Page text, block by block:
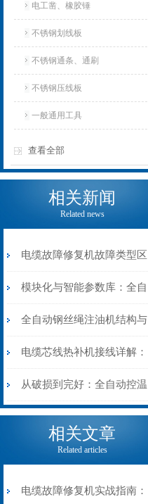
电工凿、橡胶锤
不锈钢划线板
不锈钢通条、通刷
不锈钢压线板
一般通用工具
查看全部
相关新闻
Related news
电缆故障修复机故障类型区
分指南：从“绝缘电
阻”到“波形特征”的精准诊
断逻辑
模块化与智能参数库：全自
动电缆修复机的快速换型逻
辑
全自动钢丝绳注油机结构与
工作原理：揭秘高效润滑的
机械密码
电缆芯线热补机接线详解：
从入门到精通
从破损到完好：全自动控温
电缆热补机的核心价值
相关文章
Related articles
电缆故障修复机实战指南：